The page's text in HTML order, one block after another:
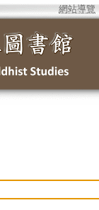
網站導覽